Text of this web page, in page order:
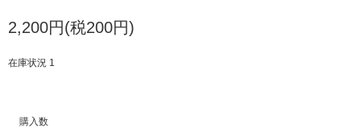
2,200円(税200円)
在庫状況 1
購入数